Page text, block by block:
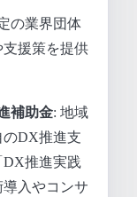
の業界団体
援策を提供
補助金: 地域
DX推進支
推進実践
入やコンサ